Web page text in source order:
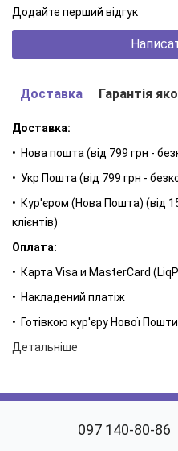
антибактеріальну та
інфекціями, запальними
Приємний пряний аромат
• Знімає подразнення і
• має протизапальні,
вугрових висипів;
• делікатно звужує пори,
• регулює роботу сальних
Додайте перший відгук
Доставка Гарантія
Доставка:
• Нова пошта (від 799 грн -
• Укр Пошта (від 799 грн -
• Кур'єром (Нова Пошта) (від
клієнтів)
Оплата:
• Карта Visa и MasterCard
• Накладений платіж
• Готівкою кур'єру Нової Пошти
Детальніше
097 140-80-86